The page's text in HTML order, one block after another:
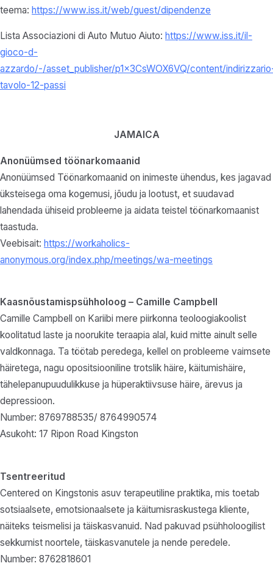
teema: https://www.iss.it/web/guest/dipendenze
Lista Associazioni di Auto Mutuo Aiuto: https://www.iss.it/il-
gioco-d-
azzardo/-/asset_publisher/p1x3CsWOX6VQ/content/
tavolo-12-passi
JAMAICA
Anonüümsed töönarkomaanid
Anonüümsed Töönarkomaanid on inimeste ühendus, kes jagavad
üksteisega oma kogemusi, jõudu ja lootust, et suudavad
lahendada ühiseid probleeme ja aidata teistel töönarkomaanist
taastuda.
Veebisait: https://workaholics-
anonymous.org/index.php/meetings/wa-meetings
Kaasnõustamispsühholoog – Camille Campbell
Camille Campbell on Kariibi mere piirkonna teoloogiakoolist
koolitatud laste ja noorukite teraapia alal, kuid mitte ainult selle
valdkonnaga. Ta töötab peredega, kellel on probleeme vaimsete
häiretega, nagu opositsiooniline trotslik häire, käitumishäire,
tähelepanupuudulikkuse ja hüperaktiivsuse häire, ärevus ja
depressioon.
Number: 8769788535/ 8764990574
Asukoht: 17 Ripon Road Kingston
Tsentreeritud
Centered on Kingstonis asuv terapeutiline praktika, mis toetab
sotsiaalsete, emotsionaalsete ja käitumisraskustega kliente,
näiteks teismelisi ja täiskasvanuid. Nad pakuvad psühholoogilist
sekkumist noortele, täiskasvanutele ja nende peredele.
Number: 8762818601